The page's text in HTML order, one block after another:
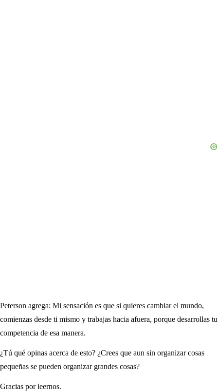
Peterson agrega: Mi sensación es que si quieres cambiar el mundo,
comienzas desde ti mismo y trabajas hacia afuera, porque desarrollas tu
competencia de esa manera.
¿Tú qué opinas acerca de esto? ¿Crees que aun sin organizar cosas
pequeñas se pueden organizar grandes cosas?
Gracias por leernos.